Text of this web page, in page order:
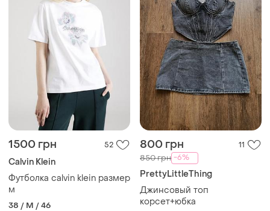
1500 грн 52
Calvin Klein
Футболка calvin klein размер
м
38 / M / 46
800 грн 11
850 грн -6%
PrettyLittleThing
Джинсовый топ
корсет+юбка